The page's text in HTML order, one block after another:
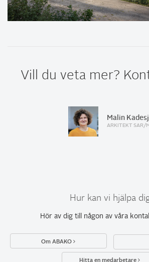
Vill du veta mer?
Malin
ARKITEKT SAR/
Hur kan vi hjälpa
Hör av dig till någon av våra
Om ABAKO
Hitta en medarbetare